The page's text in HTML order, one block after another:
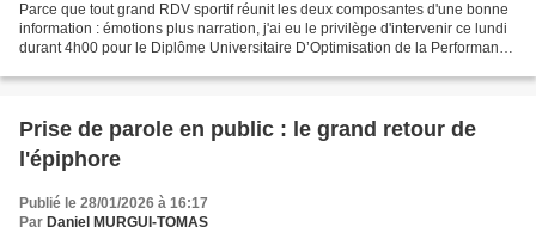
Parce que tout grand RDV sportif réunit les deux composantes d'une bonne
information : émotions plus narration, j'ai eu le privilège d'intervenir ce lundi
durant 4h00 pour le Diplôme Universitaire D’Optimisation de la Performance
Prise de parole en public : le grand retour de
l'épiphore
Publié le 28/01/2026 à 16:17
Par Daniel MURGUI-TOMAS